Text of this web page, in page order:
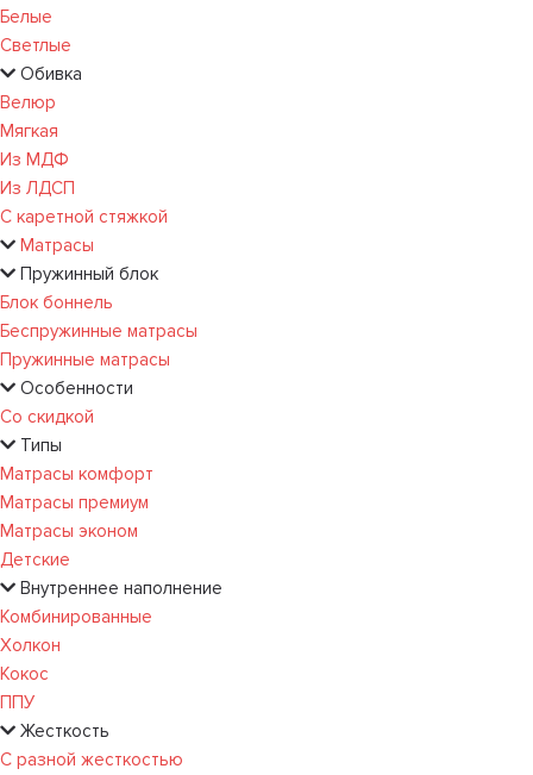
Белые
Светлые
Обивка
Велюр
Мягкая
Из МДФ
Из ЛДСП
С каретной стяжкой
Матрасы
Пружинный блок
Блок боннель
Беспружинные матрасы
Пружинные матрасы
Особенности
Со скидкой
Типы
Матрасы комфорт
Матрасы премиум
Матрасы эконом
Детские
Внутреннее наполнение
Комбинированные
Холкон
Кокос
ППУ
Жесткость
С разной жесткостью